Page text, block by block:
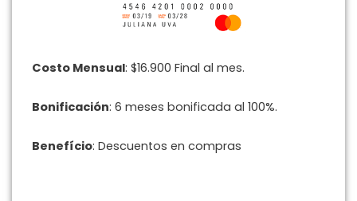
Costo Mensual: $16.900 Final al mes.
Bonificación: 6 meses bonificada al 100%.
Benefício: Descuentos en compras